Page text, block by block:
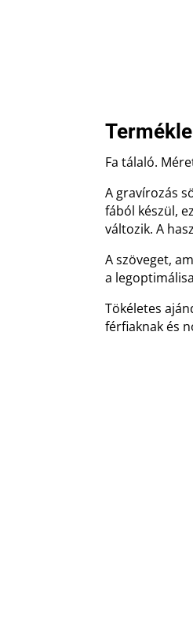
Fa tálaló.
A gravírozás
fából készül,
változik. A
A szöveget,
a
Tökéletes
férfiaknak és